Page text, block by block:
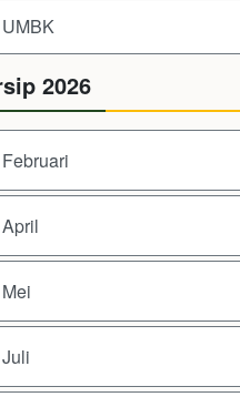
UMBK
2026
Februari
April
Mei
Juli